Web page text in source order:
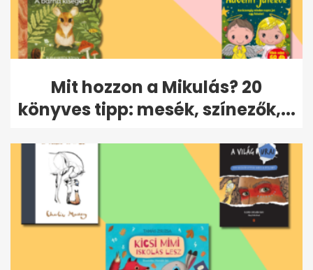
Mit hozzon a Mikulás? 20
könyves tipp: mesék, színezők,...